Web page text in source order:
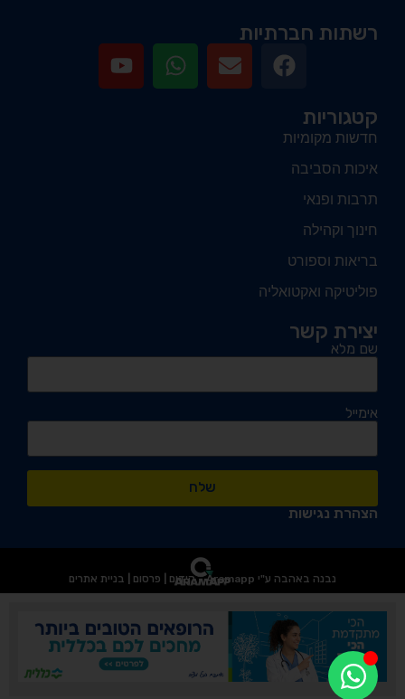
רשתות חברתיות
קטגוריות
חדשות מקומיות
איכות הסביבה
תרבות ופנאי
חינוך וקהילה
בריאות וספורט
פוליטיקה ואקטואליה
יצירת קשר
שם מלא
אימייל
שלח
הצהרת נגישות
נבנה באהבה ע"י Aramapp - קידום | פרסום | בניית אתרים